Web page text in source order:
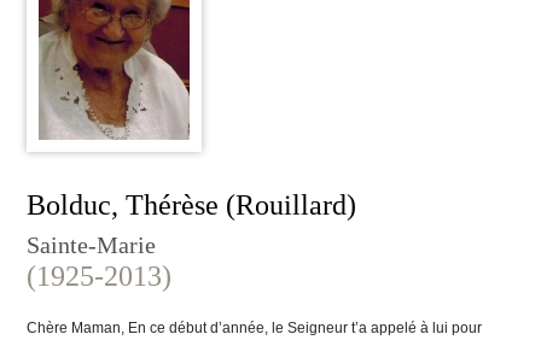
Bolduc, Thérèse (Rouillard)
Sainte-Marie
(1925-2013)
Chère Maman, En ce début d’année, le Seigneur t’a appelé à lui pour